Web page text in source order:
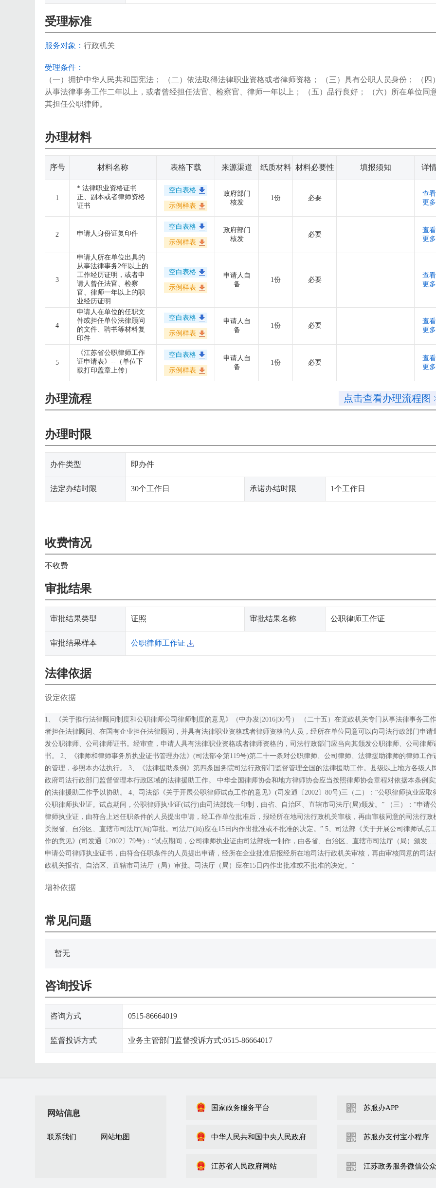
受理标准
服务对象： 行政机关
受理条件：
（一）拥护中华人民共和国宪法； （二）依法取得法律职业资格或者律师资格； （三）具有公职人员身份； （四
从事法律事务工作二年以上，或者曾经担任法官、检察官、律师一年以上； （五）品行良好； （六）所在单位同
其担任公职律师。
办理材料
序号 材料名称 表格下载 来源渠道 纸质材料 材料必要性 填报须知 详
1
* 法律职业资格证书
正、副本或者律师资格
证书
空白表格
示例样表
政府部门
核发
1份 必要
查看
更多
2 申请人身份证复印件
空白表格
示例样表
政府部门
核发
必要
查看
更多
3
申请人所在单位出具的
从事法律事务2年以上的
工作经历证明，或者申
请人曾任法官、检察
官、律师一年以上的职
业经历证明
空白表格
示例样表
申请人自
备
1份 必要
查看
更多
4
申请人在单位的任职文
件或担任单位法律顾问
的文件、聘书等材料复
印件
空白表格
示例样表
申请人自
备
1份 必要
查看
更多
5
《江苏省公职律师工作
证申请表》--（单位下
载打印盖章上传）
空白表格
示例样表
申请人自
备
1份 必要
查看
更多
办理流程 点击查看办理流程图
办理时限
办件类型 即办件
法定办结时限 30个工作日 承诺办结时限 1个工作日
收费情况
不收费
审批结果
审批结果类型 证照 审批结果名称 公职律师工作证
审批结果样本 公职律师工作证
法律依据
设定依据
1、《关于推行法律顾问制度和公职律师公司律师制度的意见》（中办发[2016]30号） （二十五）在党政机关专门从事法律事务工
者担任法律顾问、在国有企业担任法律顾问，并具有法律职业资格或者律师资格的人员，经所在单位同意可以向司法行政部门申请
发公职律师、公司律师证书。经审查，申请人具有法律职业资格或者律师资格的，司法行政部门应当向其颁发公职律师、公司律师
书。 2、《律师和律师事务所执业证书管理办法》(司法部令第119号)第二十一条对公职律师、公司律师、法律援助律师的律师工作
的管理，参照本办法执行。 3、《法律援助条例》第四条国务院司法行政部门监督管理全国的法律援助工作。县级以上地方各级人
政府司法行政部门监督管理本行政区域的法律援助工作。 中华全国律师协会和地方律师协会应当按照律师协会章程对依据本条例
的法律援助工作予以协助。 4、司法部《关于开展公职律师试点工作的意见》(司发通〔2002〕80号)三（二）：“公职律师执业应取
公职律师执业证。试点期间，公职律师执业证(试行)由司法部统一印制，由省、自治区、直辖市司法厅(局)颁发。” （三）：“申请
律师执业证，由符合上述任职条件的人员提出申请，经工作单位批准后，报经所在地司法行政机关审核，再由审核同意的司法行政
关报省、自治区、直辖市司法厅(局)审批。司法厅(局)应在15日内作出批准或不批准的决定。” 5、司法部《关于开展公司律师试点
作的意见》(司发通〔2002〕79号)：“试点期间，公司律师执业证由司法部统一制作，由各省、自治区、直辖市司法厅（局）颁发
申请公司律师执业证书，由符合任职条件的人员提出申请，经所在企业批准后报经所在地司法行政机关审核，再由审核同意的司法
政机关报省、自治区、直辖市司法厅（局）审批。司法厅（局）应在15日内作出批准或不批准的决定。”
增补依据
常见问题
暂无
咨询投诉
咨询方式 0515-86664019
监督投诉方式 业务主管部门监督投诉方式:0515-86664017
网站信息
联系我们 网站地图
国家政务服务平台
中华人民共和国中央人民政府
江苏省人民政府网站
苏服办APP
苏服办支付宝小程序
江苏政务服务微信公